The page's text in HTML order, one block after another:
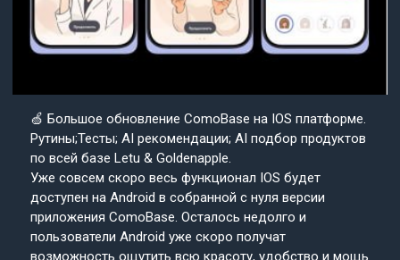
🍏 Большое обновление ComoBase на IOS платформе.
Рутины;Тесты; AI рекомендации; AI подбор продуктов
по всей базе Letu & Goldenapple.
Уже совсем скоро весь функционал IOS будет
доступен на Android в собранной с нуля версии
приложения ComoBase. Осталось недолго и
пользователи Android уже скоро получат
возможность ощутить всю красоту, удобство и мощь